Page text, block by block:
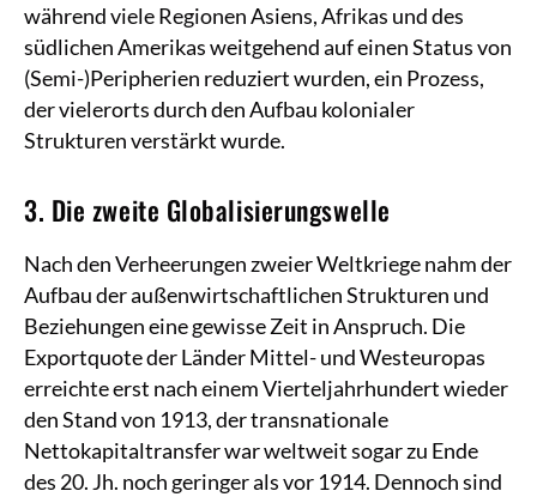
während viele Regionen Asiens, Afrikas und des
südlichen Amerikas weitgehend auf einen Status von
(Semi-)Peripherien reduziert wurden, ein Prozess,
der vielerorts durch den Aufbau kolonialer
Strukturen verstärkt wurde.
3. Die zweite Globalisierungswelle
Nach den Verheerungen zweier Weltkriege nahm der
Aufbau der außenwirtschaftlichen Strukturen und
Beziehungen eine gewisse Zeit in Anspruch. Die
Exportquote der Länder Mittel- und Westeuropas
erreichte erst nach einem Vierteljahrhundert wieder
den Stand von 1913, der transnationale
Nettokapitaltransfer war weltweit sogar zu Ende
des 20. Jh. noch geringer als vor 1914. Dennoch sind